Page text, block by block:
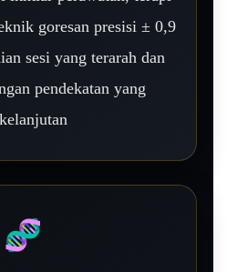
goresan presisi ± 0,9
sesi yang terarah dan
pendekatan yang
🧬